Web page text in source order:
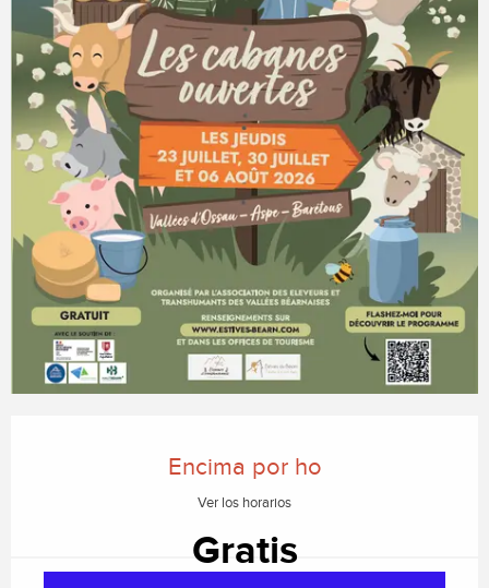
Encima por ho
Ver los horarios
Gratis